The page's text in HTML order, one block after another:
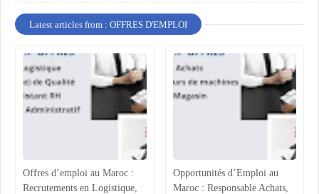
Latest articles from : OFFRES D'EMPLOI
Offres d’emploi au Maroc :
Recrutements en Logistique,
Opportunités d’Emploi au
Maroc : Responsable Achats,